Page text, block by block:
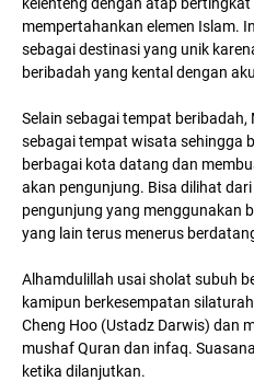
mempertahankan elemen Islam.
sebagai destinasi yang unik
beribadah yang kental dengan
Selain sebagai tempat beribadah,
sebagai tempat wisata sehingga
berbagai kota datang dan
akan pengunjung. Bisa dilihat
pengunjung yang menggunakan
yang lain terus menerus
Alhamdulillah usai sholat subuh
kamipun berkesempatan
Cheng Hoo (Ustadz Darwis) dan
mushaf Quran dan infaq.
ketika dilanjutkan.